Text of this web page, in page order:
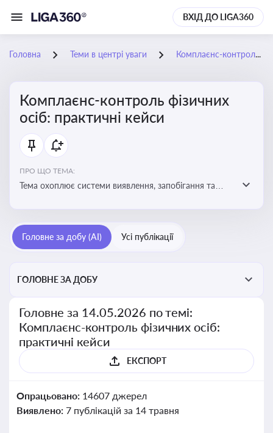
ВХІД ДО LIGA360
Головна Теми в центрі уваги Комплаєнс-контроль фізичних осіб: практичні кейси
Комплаєнс-контроль фізичних
осіб: практичні кейси
ПРО ЩО ТЕМА:
Тема охоплює системи виявлення, запобігання та
Головне за добу (AI) Усі публікації
ГОЛОВНЕ ЗА ДОБУ
Головне за 14.05.2026 по темі:
Комплаєнс-контроль фізичних осіб:
практичні кейси
ЕКСПОРТ
Опрацьовано: 14607 джерел
Виявлено: 7 публікацій за 14 травня